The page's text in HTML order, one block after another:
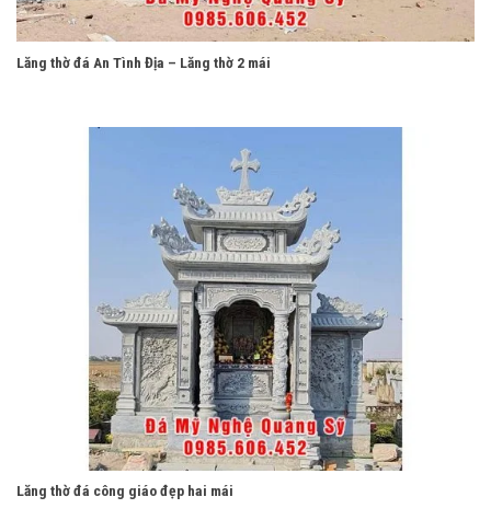
Lăng thờ đá An Tình Địa – Lăng thờ 2 mái
Lăng thờ đá công giáo đẹp hai mái